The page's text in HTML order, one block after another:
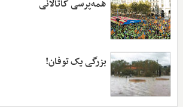
همه‌پرسی کاتالانی
بزرگی یک توفان!